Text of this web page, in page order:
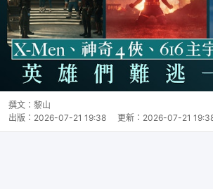
撰文： 黎山
出版： 2026-07-21 19:38 更新： 2026-07-21